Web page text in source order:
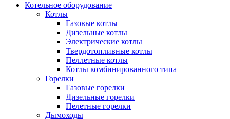
Котельное оборудование
Котлы
Газовые котлы
Дизельные котлы
Электрические котлы
Твердотопливные котлы
Пеллетные котлы
Котлы комбинированного типа
Горелки
Газовые горелки
Дизельные горелки
Пелетные горелки
Дымоходы